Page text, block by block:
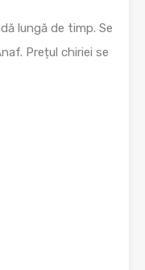
lungă de timp. Se
Prețul chiriei se